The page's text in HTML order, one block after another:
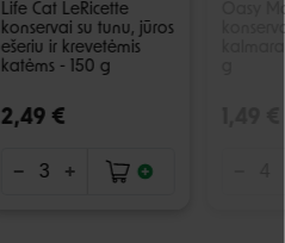
Life Cat LeRicette
konservai su tunu, jūros
ešeriu ir krevetėmis
katėms - 150 g
2,49 €
Oasy